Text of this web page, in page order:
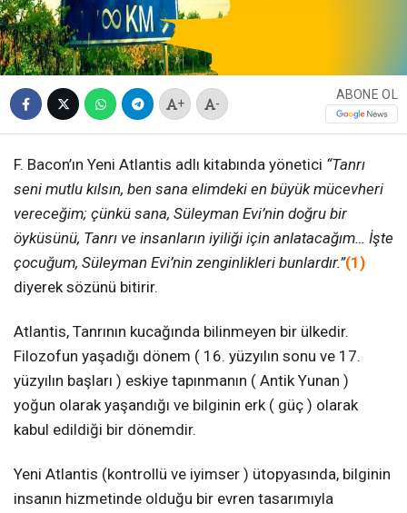
+ -
ABONE OL
F. Bacon’ın Yeni Atlantis adlı kitabında yönetici “Tanrı
seni mutlu kılsın, ben sana elimdeki en büyük mücevheri
vereceğim; çünkü sana, Süleyman Evi’nin doğru bir
öyküsünü, Tanrı ve insanların iyiliği için anlatacağım… İşte
çocuğum, Süleyman Evi’nin zenginlikleri bunlardır.”(1)
diyerek sözünü bitirir.
Atlantis, Tanrının kucağında bilinmeyen bir ülkedir.
Filozofun yaşadığı dönem ( 16. yüzyılın sonu ve 17.
yüzyılın başları ) eskiye tapınmanın ( Antik Yunan )
yoğun olarak yaşandığı ve bilginin erk ( güç ) olarak
kabul edildiği bir dönemdir.
Yeni Atlantis (kontrollü ve iyimser ) ütopyasında, bilginin
insanın hizmetinde olduğu bir evren tasarımıyla